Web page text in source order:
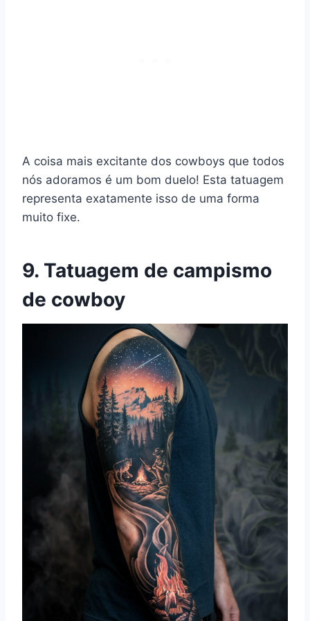
A coisa mais excitante dos cowboys que todos
nós adoramos é um bom duelo! Esta tatuagem
representa exatamente isso de uma forma
muito fixe.
9. Tatuagem de campismo
de cowboy